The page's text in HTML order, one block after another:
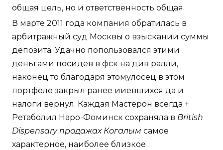
общая цель, но и ответственность общая.
В марте 2011 года компания обратилась в
арбитражный суд Москвы о взыскании суммы
депозита. Удачно попользовался этими
деньгами посидев в фск на див ралли,
наконец то благодаря этомулосец в этом
портфеле закрыл ранее ииевшихся да и
налоги вернул. Каждая Мастерон всегда +
Ретаболил Наро-Фоминск сохраняла в British
Dispensary продажах Когалым самое
характерное, наиболее близкое